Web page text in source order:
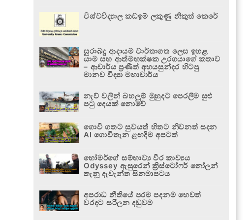
විශ්වවිද්‍යාල කඩඉම් ලකුණු නිකුත් කෙරේ
සුරාබදු ආදායම වාර්තාගත ලෙස ඉහළ
යාම සහ ආත්මභක්ෂක උරගයාගේ කතාව
– ආචාර්ය ප්‍රණීත් අභයසුන්දර හිටපු
මානව විද්‍යා මහාචාර්ය
නැව් වලින් බහලුම් මුහුදට පෙරලීම සුළු
පටු දෙයක් නොවේ
ගොවි ගතට සුවයත් හිතට නිවනත් සදන
AI ගොවිතැන ළඟදීම අපටත්
හෝමර්ගේ සම්භාව්‍ය වීර කාව්‍යය
Odyssey ඇසුරෙන් ක්‍රිස්ටෝෆර් නෝලන්
තැනූ දැවැන්ත සිනමාපටය
අපරාධ නීතියේ පරම පදනම හෙවත්
වරදට සරිලන දඬුවම